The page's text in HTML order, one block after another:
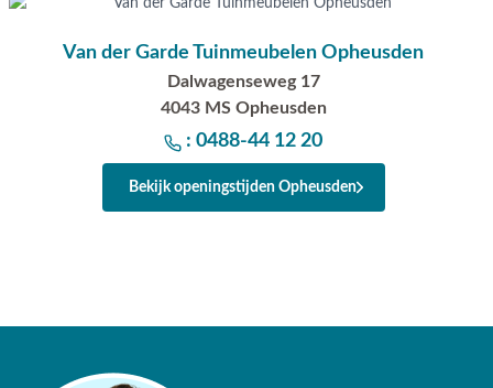
Van der Garde Tuinmeubelen Opheusden
Dalwagenseweg 17
4043 MS Opheusden
: 0488-44 12 20
Bekijk openingstijden Opheusden